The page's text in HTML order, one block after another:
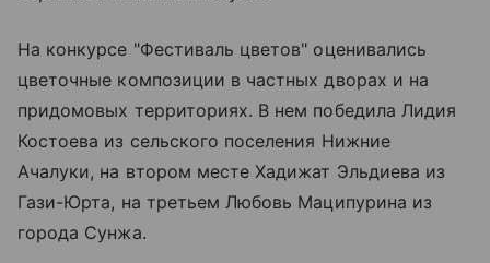
На конкурсе "Фестиваль цветов" оценивались
цветочные композиции в частных дворах и на
придомовых территориях. В нем победила Лидия
Костоева из сельского поселения Нижние
Ачалуки, на втором месте Хадижат Эльдиева из
Гази-Юрта, на третьем Любовь Маципурина из
города Сунжа.